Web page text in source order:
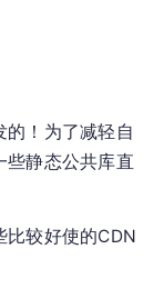
的！为了减轻自
些静态公共库直
比较好使的CDN